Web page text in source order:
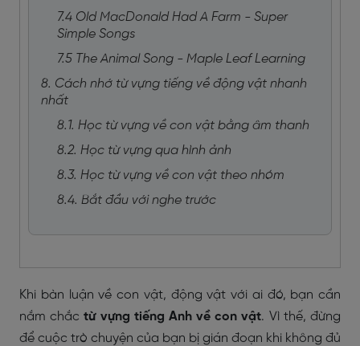
7.4 Old MacDonald Had A Farm - Super
Simple Songs
7.5 The Animal Song - Maple Leaf Learning
8. Cách nhớ từ vựng tiếng về động vật nhanh
nhất
8.1. Học từ vựng về con vật bằng âm thanh
8.2. Học từ vựng qua hình ảnh
8.3. Học từ vựng về con vật theo nhóm
8.4. Bắt đầu với nghe trước
Khi bàn luận về con vật, động vật với ai đó, bạn cần
nắm chắctừ vựng tiếng Anh về con vật. Vì thế, đừng
để cuộc trò chuyện của bạn bị gián đoạn khi không đủ